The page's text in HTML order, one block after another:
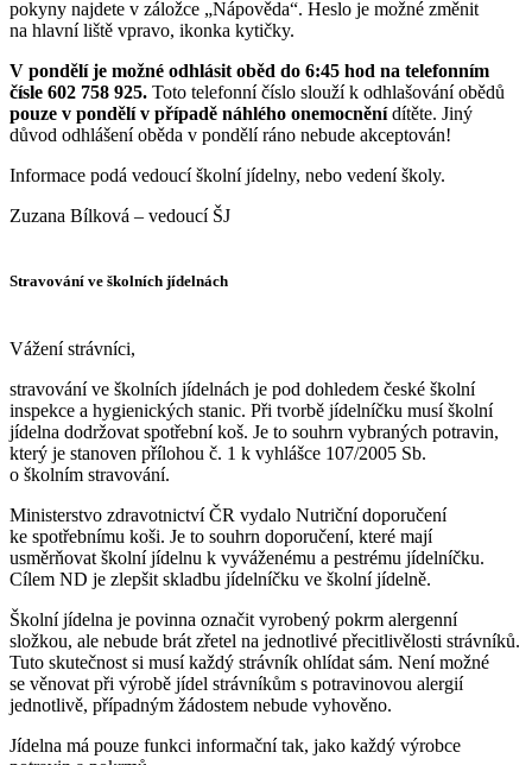
pokyny najdete v záložce „Nápověda“. Heslo je možné změnit
na hlavní liště vpravo, ikonka kytičky.
V pondělí je možné odhlásit oběd do 6:45 hod na telefonním
čísle 602 758 925. Toto telefonní číslo slouží k odhlašování obědů
pouze v pondělí v případě náhlého onemocněnídítěte. Jiný
důvod odhlášení oběda v pondělí ráno nebude akceptován!
Informace podá vedoucí školní jídelny, nebo vedení školy.
Zuzana Bílková – vedoucí ŠJ
Stravování ve školních jídelnách
Vážení strávníci,
stravování ve školních jídelnách je pod dohledem české školní
inspekce a hygienických stanic. Při tvorbě jídelníčku musí školní
jídelna dodržovat spotřební koš. Je to souhrn vybraných potravin,
který je stanoven přílohou č. 1 k vyhlášce 107/2005 Sb.
o školním stravování.
Ministerstvo zdravotnictví ČR vydalo Nutriční doporučení
ke spotřebnímu koši. Je to souhrn doporučení, které mají
usměrňovat školní jídelnu k vyváženému a pestrému jídelníčku.
Cílem ND je zlepšit skladbu jídelníčku ve školní jídelně.
Školní jídelna je povinna označit vyrobený pokrm alergenní
složkou, ale nebude brát zřetel na jednotlivé přecitlivělosti strávníků.
Tuto skutečnost si musí každý strávník ohlídat sám. Není možné
se věnovat při výrobě jídel strávníkům s potravinovou alergií
jednotlivě, případným žádostem nebude vyhověno.
Jídelna má pouze funkci informační tak, jako každý výrobce